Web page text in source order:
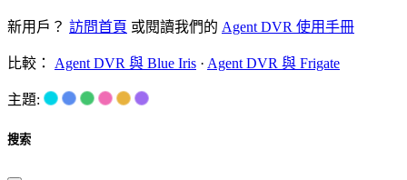
新用戶？ 訪問首頁 或閱讀我們的 Agent DVR 使用手冊
比較： Agent DVR 與 Blue Iris · Agent DVR 與 Frigate
主題:
搜索